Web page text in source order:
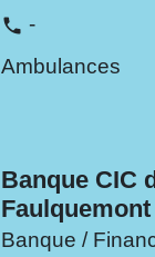
phone -
Ambulances
Banque CIC
Faulquemont
Banque /